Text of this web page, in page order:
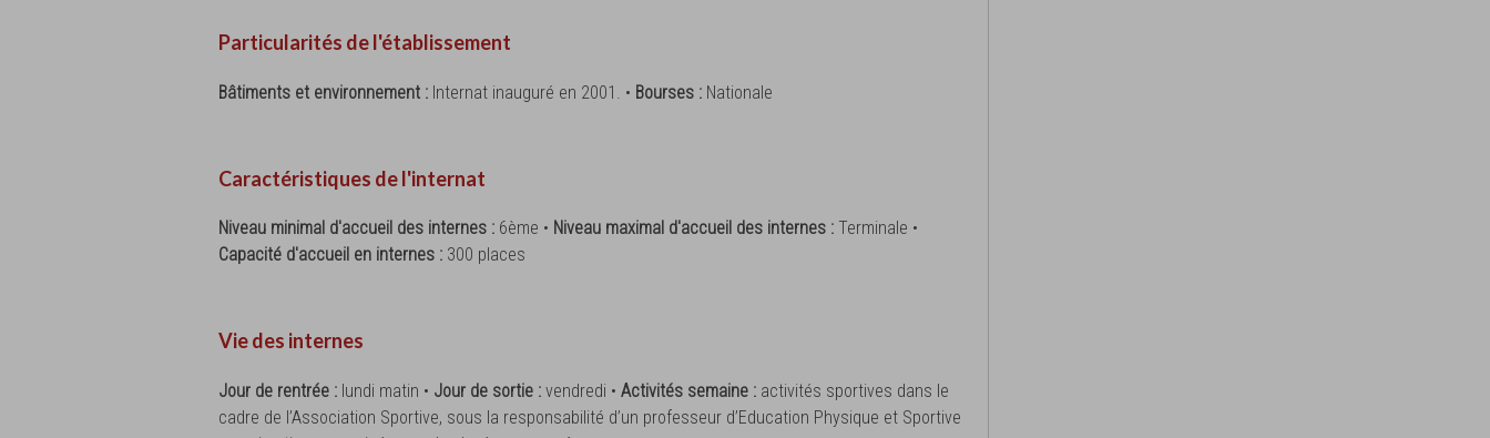
Particularités de l'établissement
Bâtiments et environnement : Internat inauguré en 2001. • Bourses : Nationale
Caractéristiques de l'internat
Niveau minimal d'accueil des internes : 6ème • Niveau maximal d'accueil des internes : Terminale •
Capacité d'accueil en internes : 300 places
Vie des internes
Jour de rentrée : lundi matin • Jour de sortie : vendredi • Activités semaine : activités sportives dans le
cadre de l’Association Sportive, sous la responsabilité d’un professeur d’Education Physique et Sportive